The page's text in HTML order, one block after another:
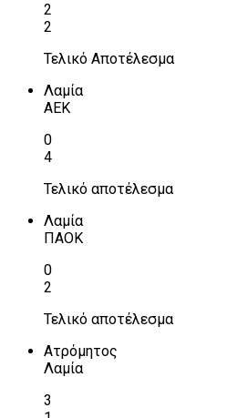
2
2
Τελικό Αποτέλεσμα
Λαμία
ΑΕΚ
0
4
Τελικό αποτέλεσμα
Λαμία
ΠΑΟΚ
0
2
Τελικό αποτέλεσμα
Ατρόμητος
Λαμία
3